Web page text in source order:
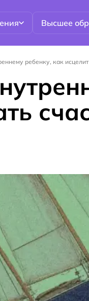
Высшее
ребенку, как